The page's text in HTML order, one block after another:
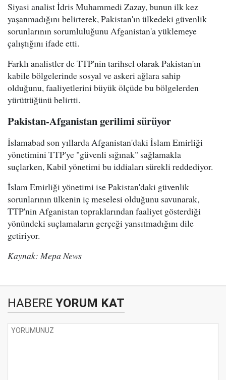
Siyasi analist İdris Muhammedi Zazay, bunun ilk kez
yaşanmadığını belirterek, Pakistan'ın ülkedeki güvenlik
sorunlarının sorumluluğunu Afganistan'a yüklemeye
çalıştığını ifade etti.
Farklı analistler de TTP'nin tarihsel olarak Pakistan'ın
kabile bölgelerinde sosyal ve askeri ağlara sahip
olduğunu, faaliyetlerini büyük ölçüde bu bölgelerden
yürüttüğünü belirtti.
Pakistan-Afganistan gerilimi sürüyor
İslamabad son yıllarda Afganistan'daki İslam Emirliği
yönetimini TTP'ye "güvenli sığınak" sağlamakla
suçlarken, Kabil yönetimi bu iddiaları sürekli reddediyor.
İslam Emirliği yönetimi ise Pakistan'daki güvenlik
sorunlarının ülkenin iç meselesi olduğunu savunarak,
TTP'nin Afganistan topraklarından faaliyet gösterdiği
yönündeki suçlamaların gerçeği yansıtmadığını dile
getiriyor.
Kaynak: Mepa News
HABERE YORUM KAT